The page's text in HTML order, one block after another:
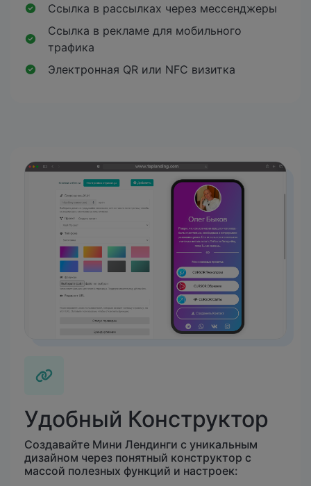
Ссылка в рассылках через мессенджеры
Ссылка в рекламе для мобильного
трафика
Электронная QR или NFC визитка
Удобный Конструктор
Создавайте Мини Лендинги с уникальным
дизайном через понятный конструктор с
массой полезных функций и настроек: